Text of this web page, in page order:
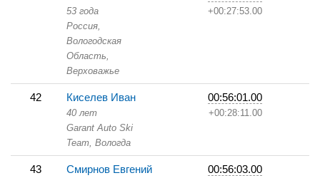
53 года
Россия,
Вологодская
Область,
Верховажье
+00:27:53.00
42 Киселев Иван
40 лет
Garant Auto Ski
Team, Вологда
00:56:01.00
+00:28:11.00
43 Смирнов Евгений 00:56:03.00